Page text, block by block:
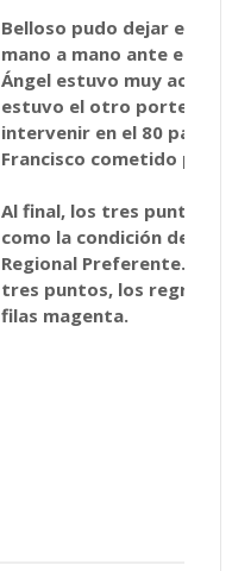
Belloso pudo dejar el
mano a mano ante el
Ángel estuvo muy
estuvo el otro portero,
intervenir en el 80 para
Francisco cometido por
Al final, los tres puntos
como la condición de
Regional Preferente. Lo
tres puntos, los regresos
filas magenta.